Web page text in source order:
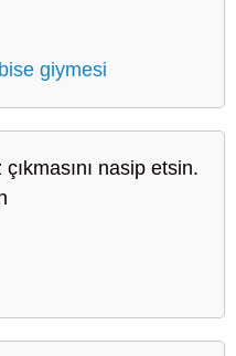
giymesi
nasip etsin.